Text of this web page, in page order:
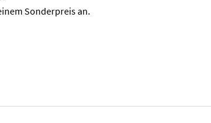
Sonderpreis an.